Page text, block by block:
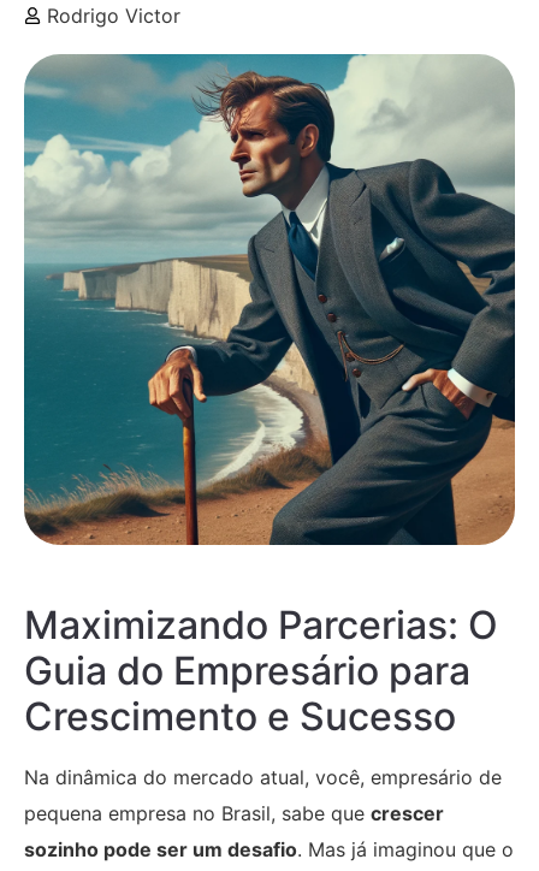
Rodrigo Victor
Maximizando Parcerias: O
Guia do Empresário para
Crescimento e Sucesso
Na dinâmica do mercado atual, você, empresário de
pequena empresa no Brasil, sabe que crescer
sozinho pode ser um desafio. Mas já imaginou que o